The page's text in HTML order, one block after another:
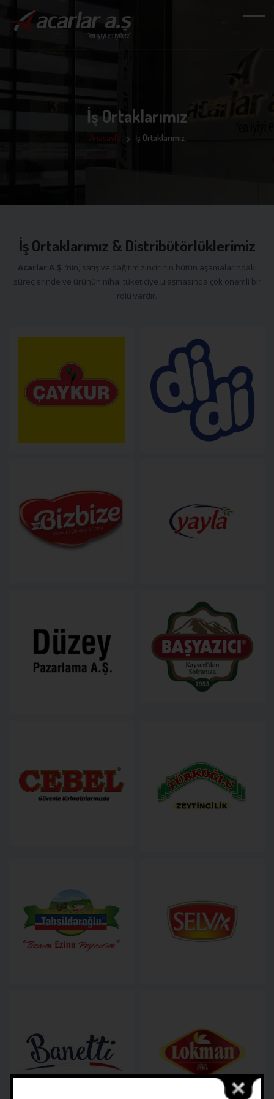
İş Ortaklarımız
Anasayfa İş Ortaklarımız
İş Ortaklarımız & Distribütörlüklerimiz
Acarlar A.Ş. ’nin, satış ve dağıtım zincirinin bütün aşamalarındaki
süreçlerinde ve ürünün nihai tüketiciye ulaşmasında çok önemli bir
rolü vardır.